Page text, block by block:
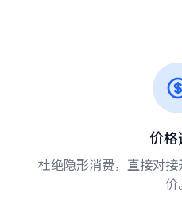
价
杜绝隐形消费，直接对
价。